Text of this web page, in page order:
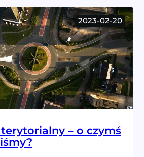
spółki
miejskiej
2023-02-20
– o czymś